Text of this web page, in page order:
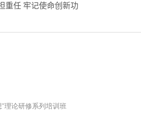
重任 牢记使命创新功
理论研修系列培训班